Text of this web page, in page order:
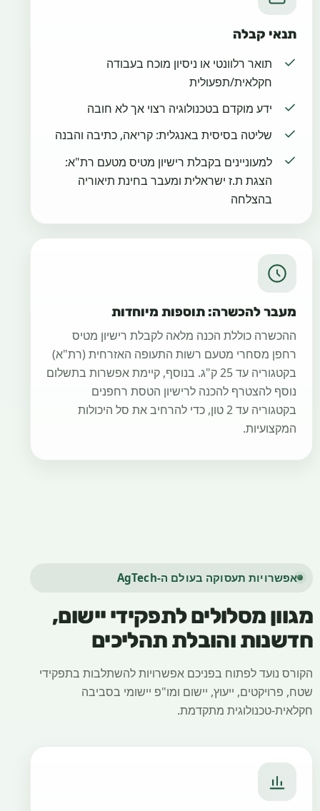
תנאי קבלה
תואר רלוונטי או ניסיון מוכח בעבודה
חקלאית/תפעולית
ידע מוקדם בטכנולוגיה רצוי אך לא חובה
שליטה בסיסית באנגלית: קריאה, כתיבה והבנה
למעוניינים בקבלת רישיון מטיס מטעם רת"א:
הצגת ת.ז ישראלית ומעבר בחינת תיאוריה
בהצלחה
מעבר להכשרה: תוספות מיוחדות
ההכשרה כוללת הכנה מלאה לקבלת רישיון מטיס
רחפן מסחרי מטעם רשות התעופה האזרחית (רת"א)
בקטגוריה עד 25 ק"ג. בנוסף, קיימת אפשרות בתשלום
נוסף להצטרף להכנה לרישיון הטסת רחפנים
בקטגוריה עד 2 טון, כדי להרחיב את סל היכולות
המקצועיות.
אפשרויות תעסוקה בעולם ה-AgTech
מגוון מסלולים לתפקידי יישום,
חדשנות והובלת תהליכים
הקורס נועד לפתוח בפניכם אפשרויות להשתלבות בתפקידי
שטח, פרויקטים, ייעוץ, יישום ומו"פ יישומי בסביבה
חקלאית-טכנולוגית מתקדמת.